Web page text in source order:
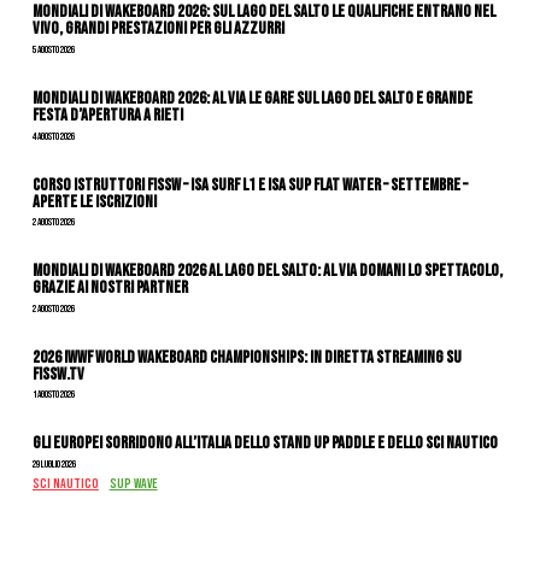
Mondiali di Wakeboard 2026: sul Lago del Salto le qualifiche entrano nel
vivo, grandi prestazioni per gli azzurri
5 Agosto 2026
Mondiali di Wakeboard 2026: al via le gare sul Lago del Salto e grande
festa d’apertura a Rieti
4 Agosto 2026
CORSO ISTRUTTORI FISSW – ISA SURF L1 e ISA SUP Flat Water – SETTEMBRE –
APERTE LE ISCRIZIONI
2 Agosto 2026
Mondiali di Wakeboard 2026 al Lago del Salto: al via domani lo spettacolo,
grazie ai nostri Partner
2 Agosto 2026
2026 IWWF WORLD WAKEBOARD CHAMPIONSHIPS: IN DIRETTA STREAMING SU
FISSW.TV
1 Agosto 2026
Gli Europei sorridono all’Italia dello stand up paddle e dello sci nautico
29 Luglio 2026
SCI NAUTICO SUP WAVE